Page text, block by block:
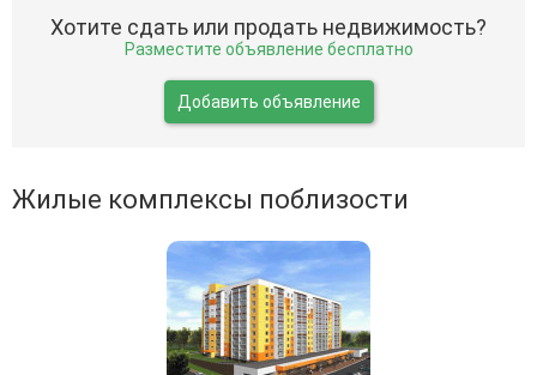
Хотите сдать или продать недвижимость?
Разместите объявление бесплатно
Добавить объявление
Жилые комплексы поблизости